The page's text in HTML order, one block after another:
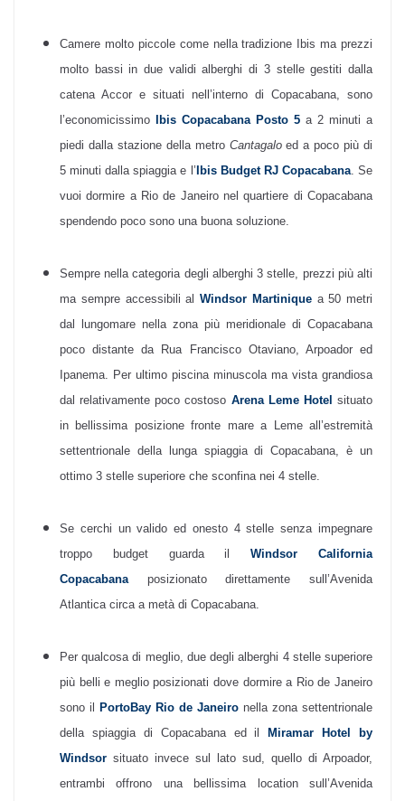
Camere molto piccole come nella tradizione Ibis ma prezzi
molto bassi in due validi alberghi di 3 stelle gestiti dalla
catena Accor e situati nell’interno di Copacabana, sono
l’economicissimo
Ibis Copacabana Posto 5 a 2 minuti a
piedi dalla stazione della metro Cantagaloed a poco più di
5 minuti dalla spiaggia e l’ Ibis Budget RJ Copacabana. Se
vuoi dormire a Rio de Janeiro nel quartiere di Copacabana
spendendo poco sono una buona soluzione.
Sempre nella categoria degli alberghi 3 stelle, prezzi più alti
ma sempre accessibili al Windsor Martiniquea 50 metri
dal lungomare nella zona più meridionale di Copacabana
poco distante da Rua Francisco Otaviano, Arpoador ed
Ipanema. Per ultimo piscina minuscola ma vista grandiosa
dal relativamente poco costoso Arena Leme Hotel
situato
in bellissima posizione fronte mare a Leme all’estremità
settentrionale della lunga spiaggia di Copacabana, è un
ottimo 3 stelle superiore che sconfina nei 4 stelle.
Se cerchi un valido ed onesto 4 stelle senza impegnare
troppo budget guarda ilWindsor California
Copacabana
posizionato direttamente sull’Avenida
Atlantica circa a metà di Copacabana.
Per qualcosa di meglio, due degli alberghi 4 stelle superiore
più belli e meglio posizionati dove dormire a Rio de Janeiro
sono il
PortoBay Rio de Janeiro nella zona settentrionale
della spiaggia di Copacabana ed il
Miramar Hotel by
Windsor situato invece sul lato sud, quello di Arpoador,
entrambi offrono una bellissima location sull’Avenida